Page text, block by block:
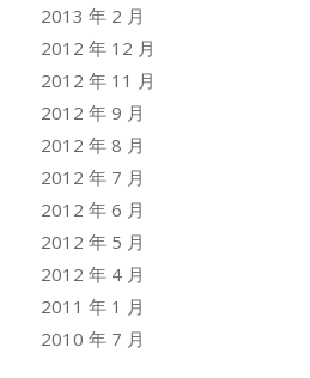
2013 年 2 月
2012 年 12 月
2012 年 11 月
2012 年 9 月
2012 年 8 月
2012 年 7 月
2012 年 6 月
2012 年 5 月
2012 年 4 月
2011 年 1 月
2010 年 7 月